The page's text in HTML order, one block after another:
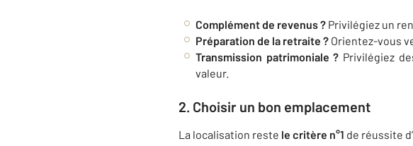
Complément de revenus ? Privilégiez un
Préparation de la retraite ? Orientez-vous
Transmission patrimoniale ? Privilégiez
valeur.
2. Choisir un bon emplacement
La localisation reste le critère n°1 de réussite